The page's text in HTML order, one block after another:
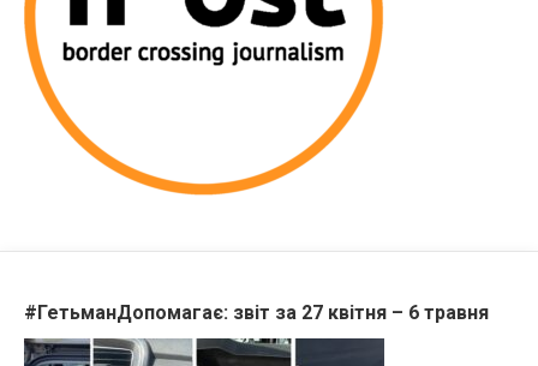
#ГетьманДопомагає: звіт за 27 квітня – 6 травня